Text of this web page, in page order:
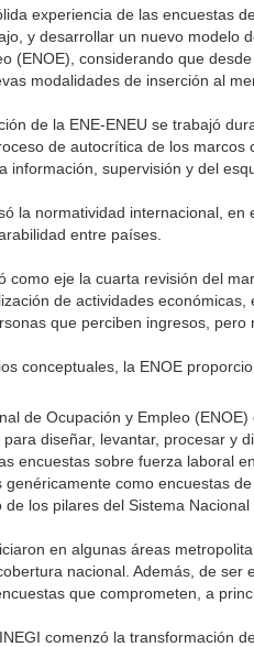
experiencia de las encuestas
y desarrollar un nuevo modelo
(ENOE), considerando que
modalidades de inserción al
de la ENE-ENEU se trabajó
de autocrítica de los
información, supervisión y del
la normatividad internacional,
entre países.
como eje la cuarta revisión del
de actividades
que perciben ingresos, pero
conceptuales, la ENOE
de Ocupación y Empleo
diseñar, levantar, procesar y
encuestas sobre fuerza laboral
genéricamente como encuestas
los pilares del Sistema
en algunas áreas
nacional. Además, de
que comprometen, a
comenzó la transformación